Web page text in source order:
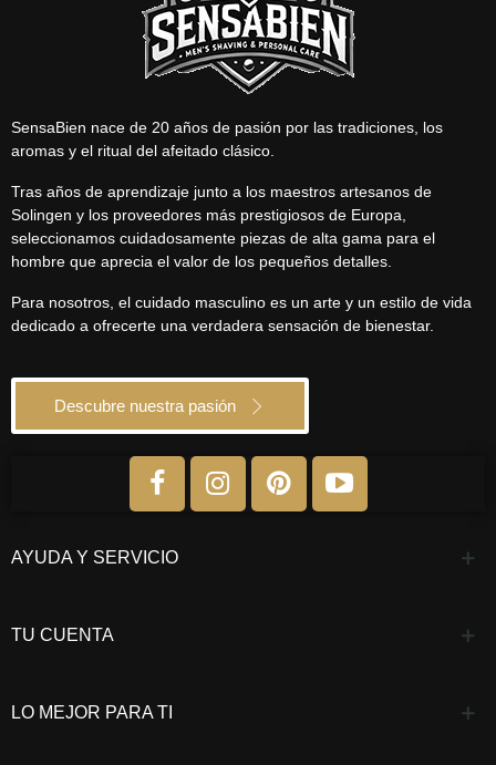
SensaBien nace de 20 años de pasión por las tradiciones, los
aromas y el ritual del afeitado clásico.
Tras años de aprendizaje junto a los maestros artesanos de
Solingen y los proveedores más prestigiosos de Europa,
seleccionamos cuidadosamente piezas de alta gama para el
hombre que aprecia el valor de los pequeños detalles.
Para nosotros, el cuidado masculino es un arte y un estilo de vida
dedicado a ofrecerte una verdadera sensación de bienestar.
Descubre nuestra pasión
AYUDA Y SERVICIO
TU CUENTA
LO MEJOR PARA TI